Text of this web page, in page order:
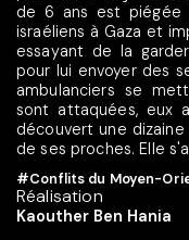
de 6 ans est piégée
israéliens à Gaza et
essayant de la
pour lui envoyer des
ambulanciers se
sont attaquées, eux
découvert une
de ses proches. Elle
#Conflits du Moyen-
Réalisation
Kaouther Ben Hania